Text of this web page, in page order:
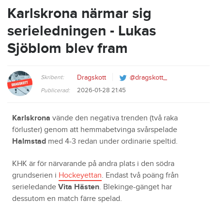
Karlskrona närmar sig
serieledningen - Lukas
Sjöblom blev fram
Skribent: Dragskott @dragskott_
Publicerad: 2026-01-28 21:45
Karlskrona vände den negativa trenden (två raka
förluster) genom att hemmabetvinga svårspelade
Halmstad med 4-3 redan under ordinarie speltid.
KHK är för närvarande på andra plats i den södra
grundserien i Hockeyettan. Endast två poäng från
serieledande Vita Hästen. Blekinge-gänget har
dessutom en match färre spelad.